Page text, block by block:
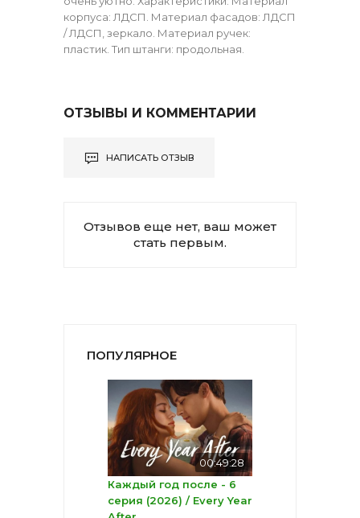
корпуса: ЛДСП. Материал фасадов: ЛДСП
/ ЛДСП, зеркало. Материал ручек:
пластик. Тип штанги: продольная.
ОТЗЫВЫ И КОММЕНТАРИИ
НАПИСАТЬ ОТЗЫВ
Отзывов еще нет, ваш может
стать первым.
ПОПУЛЯРНОЕ
00:49:28
Каждый год после - 6
серия (2026) / Every Year